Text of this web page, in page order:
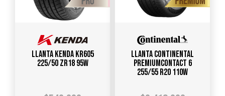
Llanta KENDA KR605
225/50 ZR18 95W
Llanta CONTINENTAL
PREMIUMCONTACT 6
255/55 R20 110W